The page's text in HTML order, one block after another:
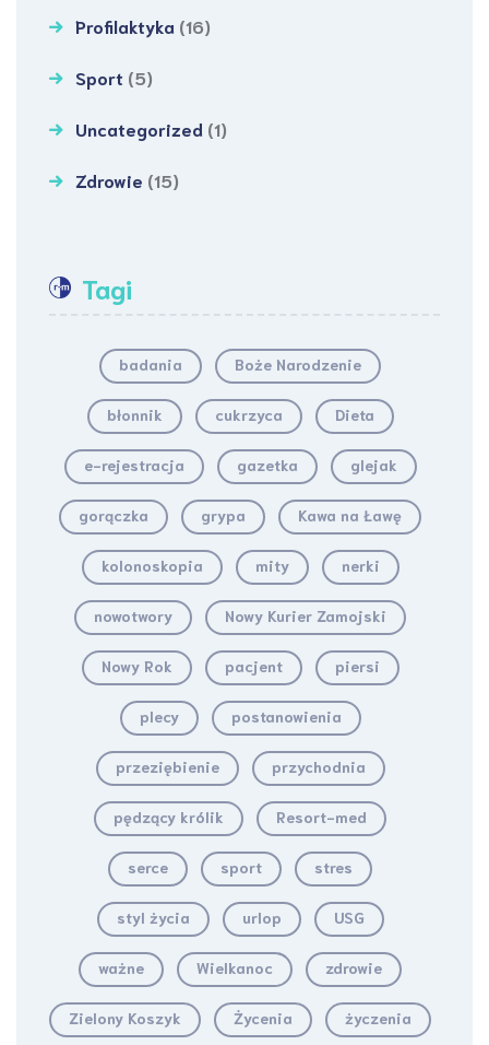
Profilaktyka (16)
Sport (5)
Uncategorized (1)
Zdrowie (15)
Tagi
badania Boże Narodzenie
błonnik cukrzyca Dieta
e-rejestracja gazetka glejak
gorączka grypa Kawa na Ławę
kolonoskopia mity nerki
nowotwory Nowy Kurier Zamojski
Nowy Rok pacjent piersi
plecy postanowienia
przeziębienie przychodnia
pędzący królik Resort-med
serce sport stres
styl życia urlop USG
ważne Wielkanoc zdrowie
Zielony Koszyk Życenia życzenia